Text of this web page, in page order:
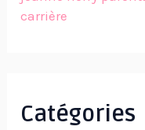
carrière
Catégories